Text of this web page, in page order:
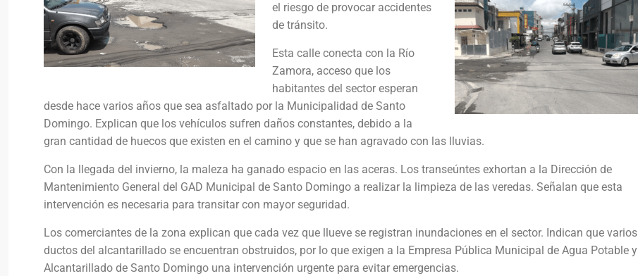
el riesgo de provocar accidentes
de tránsito.
Esta calle conecta con la Río
Zamora, acceso que los
habitantes del sector esperan
desde hace varios años que sea asfaltado por la Municipalidad de Santo
Domingo. Explican que los vehículos sufren daños constantes, debido a la
gran cantidad de huecos que existen en el camino y que se han agravado con las lluvias.
Con la llegada del invierno, la maleza ha ganado espacio en las aceras. Los transeúntes exhortan a la Dirección de
Mantenimiento General del GAD Municipal de Santo Domingo a realizar la limpieza de las veredas. Señalan que esta
intervención es necesaria para transitar con mayor seguridad.
Los comerciantes de la zona explican que cada vez que llueve se registran inundaciones en el sector. Indican que varios
ductos del alcantarillado se encuentran obstruidos, por lo que exigen a la Empresa Pública Municipal de Agua Potable y
Alcantarillado de Santo Domingo una intervención urgente para evitar emergencias.